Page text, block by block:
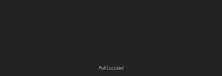
Publicidad